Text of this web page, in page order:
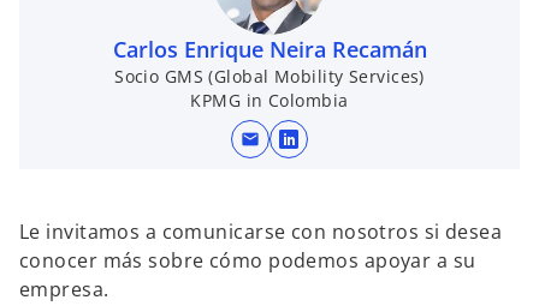
Carlos Enrique Neira Recamán
Socio GMS (Global Mobility Services)
KPMG in Colombia
mail
s
b
r
Le invitamos a comunicarse con nosotros si desea
conocer más sobre cómo podemos apoyar a su
empresa.